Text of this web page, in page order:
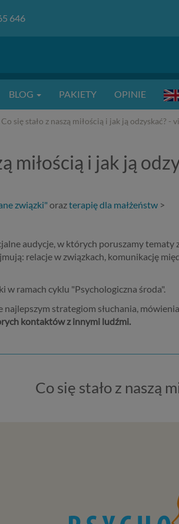
646
BLOG PAKIETY OPINIE
Co się stało z naszą miłością i jak ją odzyskać? -
miłością i jak ją
związki" orazterapię dla małżeństw >
audycje, w których poruszamy tematy
relacje w związkach, komunikację
ramach cyklu "Psychologiczna środa".
najlepszym strategiom słuchania,
kontaktów z innymi ludźmi.
Co się stało z naszą